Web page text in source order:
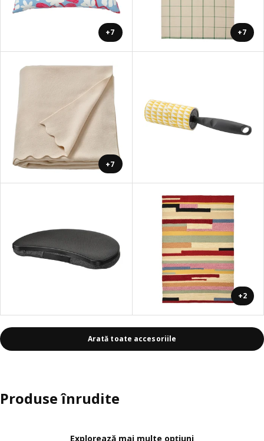
+7 +7
+7
+2
Arată toate accesoriile
Produse înrudite
Explorează mai multe opțiuni